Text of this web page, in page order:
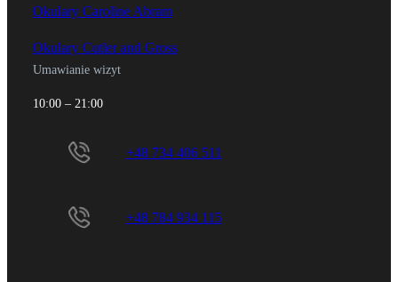
Okulary Caroline Abram
Okulary Cutler and Gross
Umawianie wizyt
10:00 – 21:00
+48 734 406 511
+48 784 934 115